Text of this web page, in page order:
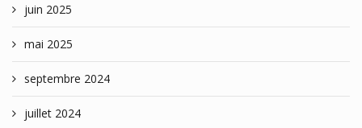
juin 2025
mai 2025
septembre 2024
juillet 2024